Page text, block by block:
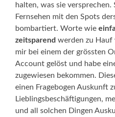
halten, was sie
Fernsehen mit den Spots
bombartiert. Worte wie
zeitsparend werden zu Hauf
mir bei einem der grössten
Account gelöst und habe
zugewiesen bekommen.
einen Fragebogen Auskunft
Lieblingsbeschäftigungen,
und all solchen Dingen